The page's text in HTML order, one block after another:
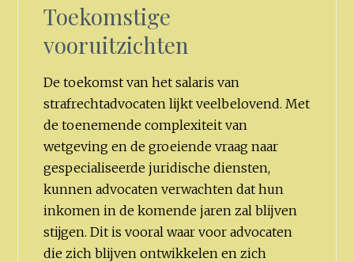
Toekomstige
vooruitzichten
De toekomst van het salaris van
strafrechtadvocaten lijkt veelbelovend. Met
de toenemende complexiteit van
wetgeving en de groeiende vraag naar
gespecialiseerde juridische diensten,
kunnen advocaten verwachten dat hun
inkomen in de komende jaren zal blijven
stijgen. Dit is vooral waar voor advocaten
die zich blijven ontwikkelen en zich